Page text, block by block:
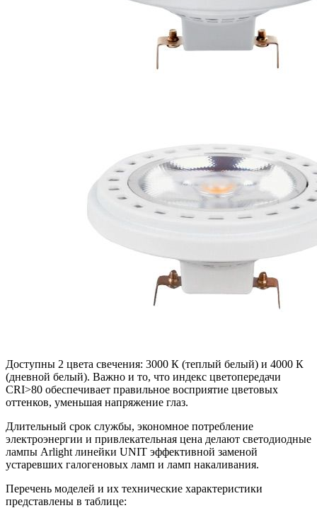
Доступны 2 цвета свечения: 3000 К (теплый белый) и 4000 К
(дневной белый). Важно и то, что индекс цветопередачи
CRI>80 обеспечивает правильное восприятие цветовых
оттенков, уменьшая напряжение глаз.
Длительный срок службы, экономное потребление
электроэнергии и привлекательная цена делают светодиодные
лампы Arlight линейки UNIT эффективной заменой
устаревших галогеновых ламп и ламп накаливания.
Перечень моделей и их технические характеристики
представлены в таблице: